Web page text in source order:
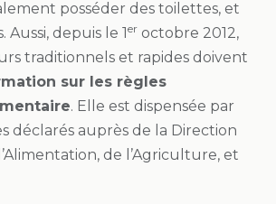
posséder des toilettes, et
Aussi, depuis le 1er octobre 2012,
traditionnels et rapides doivent
sur les règles
. Elle est dispensée par
déclarés auprès de la Direction
de l’Agriculture, et